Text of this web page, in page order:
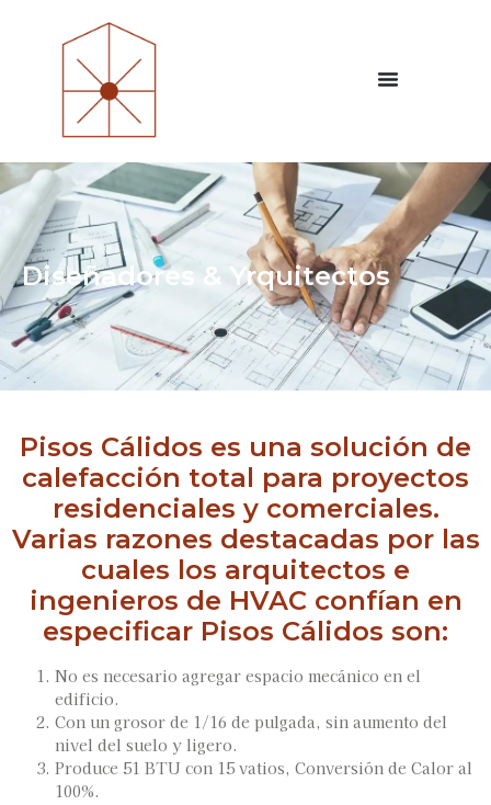
Diseñadores & Yrquitectos
Pisos Cálidos es una solución de
calefacción total para proyectos
residenciales y comerciales.
Varias razones destacadas por las
cuales los arquitectos e
ingenieros de HVAC confían en
especificar Pisos Cálidos son:
No es necesario agregar espacio mecánico en el
edificio.
Con un grosor de 1/16 de pulgada, sin aumento del
nivel del suelo y ligero.
Produce 51 BTU con 15 vatios, Conversión de Calor al
100%.